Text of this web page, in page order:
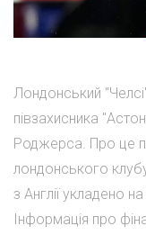
Лондонський
півзахисника
Роджерса. Про це
лондонського
з Англії укладено
Інформація про